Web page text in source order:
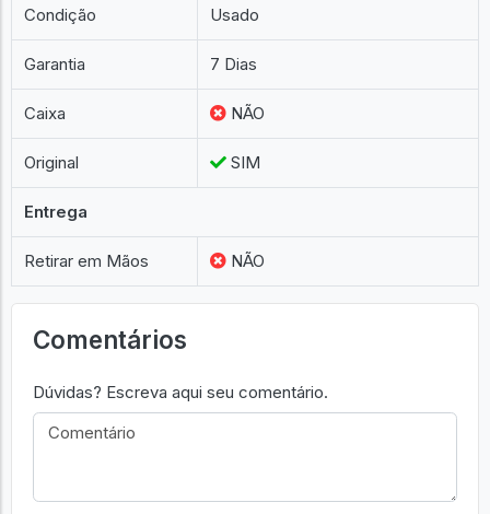
Condição Usado
Garantia 7 Dias
Caixa NÃO
Original SIM
Entrega
Retirar em Mãos NÃO
Comentários
Dúvidas? Escreva aqui seu comentário.